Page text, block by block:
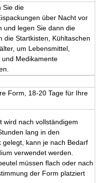
Sie die
über Nacht vor
und legen Sie dann die
die Startkisten, Kühltaschen
um Lebensmittel,
und Medikamente
Form, 18-20 Tage für Ihre
wird nach vollständigem
lang in den
gelegt, kann je nach Bedarf
verwendet werden.
müssen flach oder nach
der Form platziert